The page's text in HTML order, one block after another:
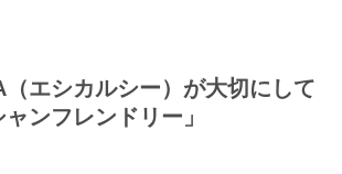
エシカルシー）が大切にして
ンフレンドリー」